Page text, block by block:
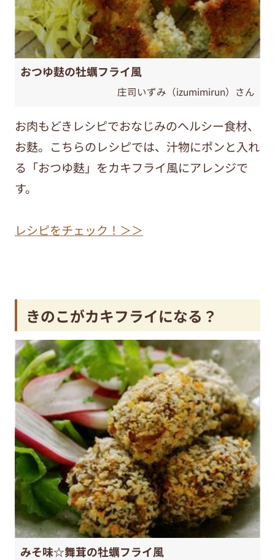
おつゆ麩の牡蠣フライ風
庄司いずみ（izumimirun）さん
お肉もどきレシピでおなじみのヘルシー食材、
お麩。こちらのレシピでは、汁物にポンと入れ
る「おつゆ麩」をカキフライ風にアレンジで
す。
レシピをチェック！＞＞
きのこがカキフライになる？
みそ味☆舞茸の牡蠣フライ風